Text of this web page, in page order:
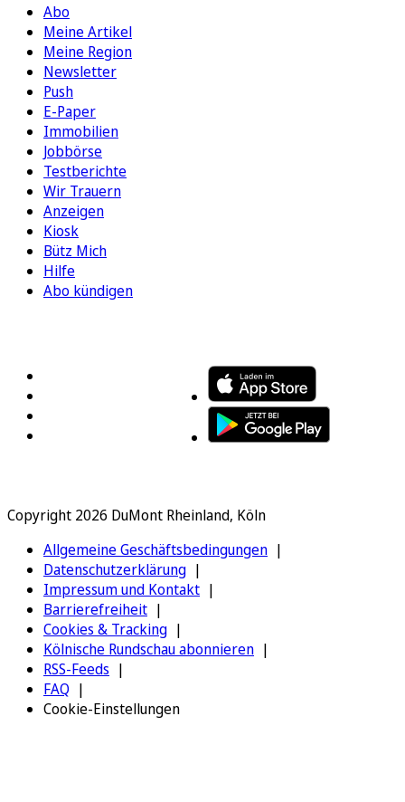
Abo
Meine Artikel
Meine Region
Newsletter
Push
E-Paper
Immobilien
Jobbörse
Testberichte
Wir Trauern
Anzeigen
Kiosk
Bütz Mich
Hilfe
Abo kündigen
Copyright 2026 DuMont Rheinland, Köln
Allgemeine Geschäftsbedingungen
Datenschutzerklärung
Impressum und Kontakt
Barrierefreiheit
Cookies & Tracking
Kölnische Rundschau abonnieren
RSS-Feeds
FAQ
Cookie-Einstellungen